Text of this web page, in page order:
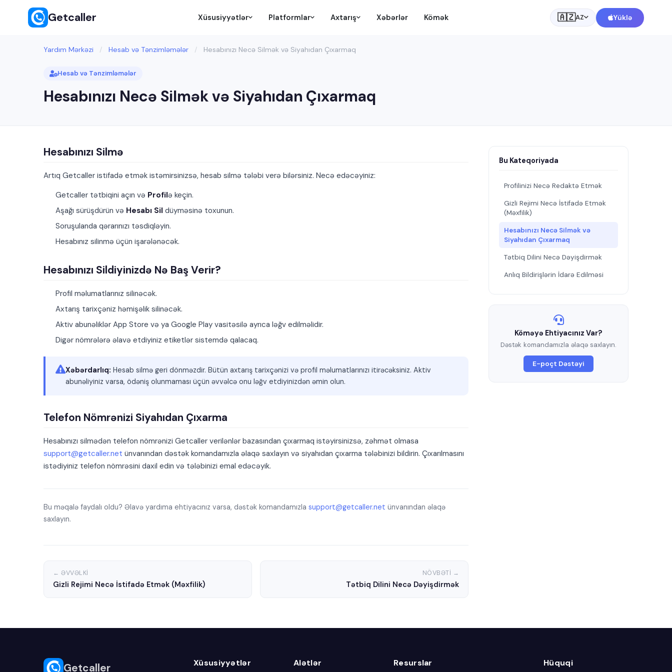
Getcaller Xüsusiyyətlər Platformlar Axtarış Xəbərlər Kömək 🇦🇿AZ Yüklə
Yardım Mərkəzi / Hesab və Tənzimləmələr / Hesabınızı Necə Silmək və Siyahıdan Çıxarmaq
Hesab və Tənzimləmələr
Hesabınızı Necə Silmək və Siyahıdan Çıxarmaq
Hesabınızı Silmə
Artıq Getcaller istifadə etmək istəmirsinizsə, hesab silmə tələbi verə bilərsiniz. Necə edəcəyiniz:
Getcaller tətbiqini açın və Profilə keçin.
Aşağı sürüşdürün və Hesabı Sil düyməsinə toxunun.
Soruşulanda qərarınızı təsdiqləyin.
Hesabınız silinmə üçün işarələnəcək.
Hesabınızı Sildiyinizdə Nə Baş Verir?
Profil məlumatlarınız silinəcək.
Axtarış tarixçəniz həmişəlik silinəcək.
Aktiv abunəliklər App Store və ya Google Play vasitəsilə ayrıca ləğv edilməlidir.
Digər nömrələrə əlavə etdiyiniz etiketlər sistemdə qalacaq.
Xəbərdarlıq: Hesab silmə geri dönməzdir. Bütün axtarış tarixçənizi və profil məlumatlarınızı itirəcəksiniz. Aktiv
abunəliyiniz varsa, ödəniş olunmaması üçün əvvəlcə onu ləğv etdiyinizdən əmin olun.
Telefon Nömrənizi Siyahıdan Çıxarma
Hesabınızı silmədən telefon nömrənizi Getcaller verilənlər bazasından çıxarmaq istəyirsinizsə, zəhmət olmasa
support@getcaller.net ünvanından dəstək komandamızla əlaqə saxlayın və siyahıdan çıxarma tələbinizi bildirin. Çıxarılmasını
istədiyiniz telefon nömrəsini daxil edin və tələbinizi emal edəcəyik.
Bu məqalə faydalı oldu? Əlavə yardıma ehtiyacınız varsa, dəstək komandamızla support@getcaller.net ünvanından əlaqə
saxlayın.
← ƏVVƏLKI
Gizli Rejimi Necə İstifadə Etmək (Məxfilik)
NÖVBƏTI →
Tətbiq Dilini Necə Dəyişdirmək
Bu Kateqoriyada
Profilinizi Necə Redaktə Etmək
Gizli Rejimi Necə İstifadə Etmək
(Məxfilik)
Hesabınızı Necə Silmək və
Siyahıdan Çıxarmaq
Tətbiq Dilini Necə Dəyişdirmək
Anlıq Bildirişlərin İdarə Edilməsi
Köməyə Ehtiyacınız Var?
Dəstək komandamızla əlaqə saxlayın.
E-poçt Dəstəyi
Getcaller Xüsusiyyətlər Alətlər Resurslar Hüquqi